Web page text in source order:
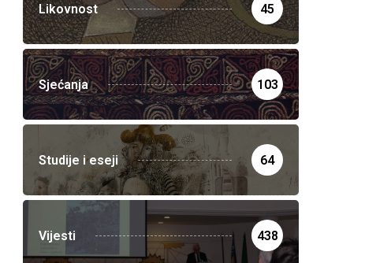
Likovnost 45
Sjećanja 103
Studije i eseji 64
Vijesti 438